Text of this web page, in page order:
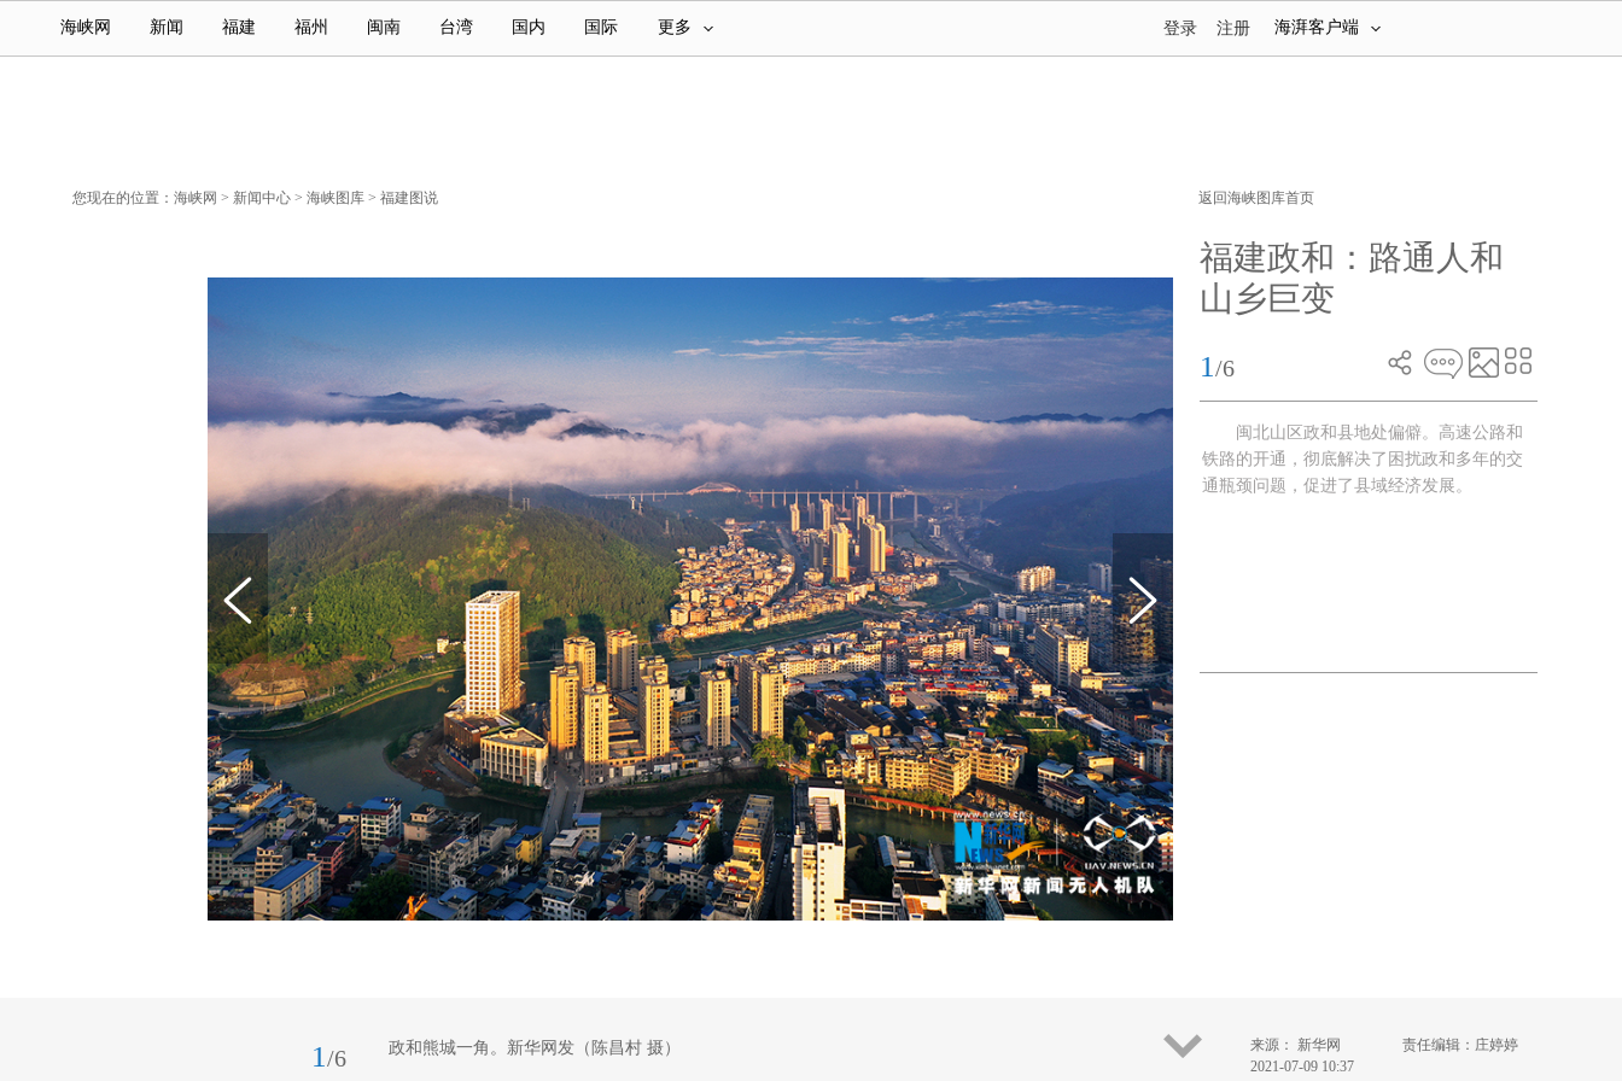
海峡网 新闻 福建 福州 闽南 台湾 国内 国际 更多 海湃客户端
登录 注册
您现在的位置： 海峡网 > 新闻中心 > 海峡图库 > 福建图说 返回海峡图库首页
福建政和：路通人和
山乡巨变
1 /6
闽北山区政和县地处偏僻。高速公路和
铁路的开通，彻底解决了困扰政和多年的交
通瓶颈问题，促进了县域经济发展。
1 /6 政和熊城一角。新华网发（陈昌村 摄）
来源： 新华网
2021-07-09 10:37
责任编辑：庄婷婷